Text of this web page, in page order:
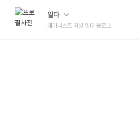
일다
페미니스트 저널 일다 블로그